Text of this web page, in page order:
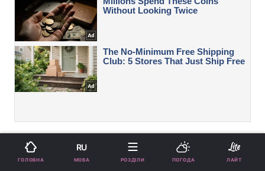
Вас також можуть зацікавити новини:
ГОЛОВНА
RU
МОВА РОЗДІЛИ ПОГОДА ЛАЙТ